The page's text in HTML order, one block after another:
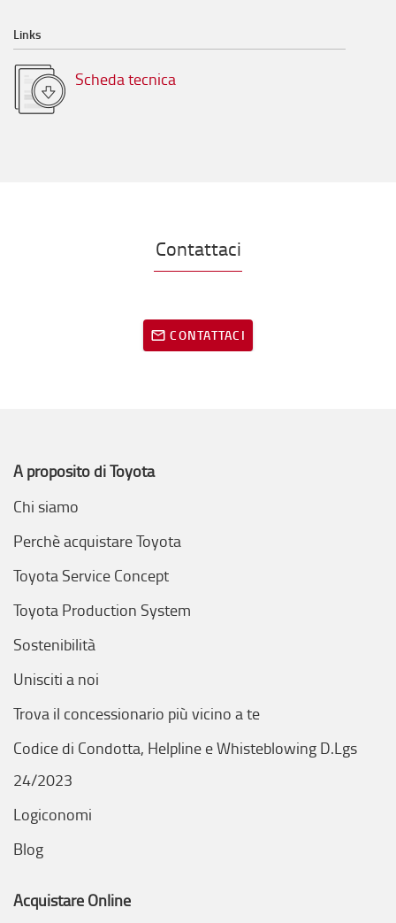
Links
Scheda tecnica
Contattaci
CONTATTACI
A proposito di Toyota
Chi siamo
Perchè acquistare Toyota
Toyota Service Concept
Toyota Production System
Sostenibilità
Unisciti a noi
Trova il concessionario più vicino a te
Codice di Condotta, Helpline e Whisteblowing D.Lgs
24/2023
Logiconomi
Blog
Acquistare Online